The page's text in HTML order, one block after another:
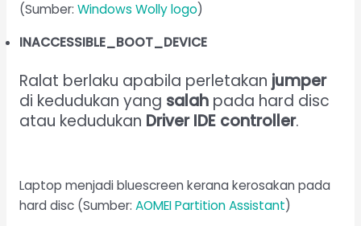
(Sumber: Windows Wolly logo)
INACCESSIBLE_BOOT_DEVICE
Ralat berlaku apabila perletakan jumper
di kedudukan yang salah pada hard disc
atau kedudukan Driver IDE controller.
Laptop menjadi bluescreen kerana kerosakan pada
hard disc (Sumber: AOMEI Partition Assistant)